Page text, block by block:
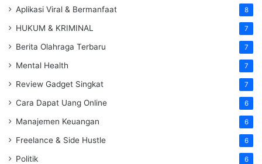
Aplikasi Viral & Bermanfaat 8
HUKUM & KRIMINAL 7
Berita Olahraga Terbaru 7
Mental Health 7
Review Gadget Singkat 7
Cara Dapat Uang Online 6
Manajemen Keuangan 6
Freelance & Side Hustle 6
Politik 6